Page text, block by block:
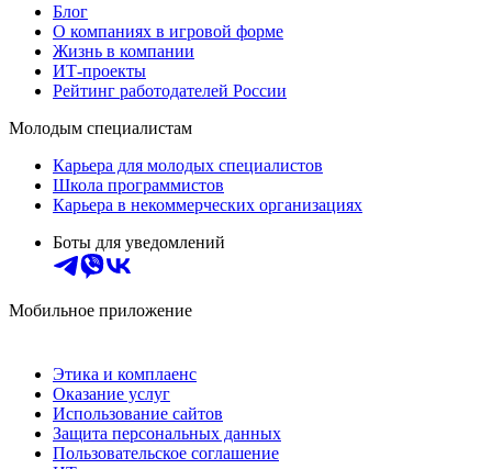
Блог
О компаниях в игровой форме
Жизнь в компании
ИТ-проекты
Рейтинг работодателей России
Молодым специалистам
Карьера для молодых специалистов
Школа программистов
Карьера в некоммерческих организациях
Боты для уведомлений
Мобильное приложение
Этика и комплаенс
Оказание услуг
Использование сайтов
Защита персональных данных
Пользовательское соглашение